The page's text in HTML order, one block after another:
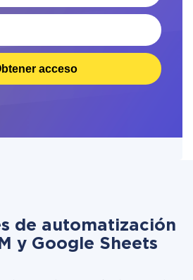
acceso
de automatización
y Google Sheets